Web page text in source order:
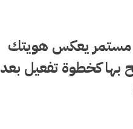
مستمر يعكس هويتك
كخطوة تفعيل بعد